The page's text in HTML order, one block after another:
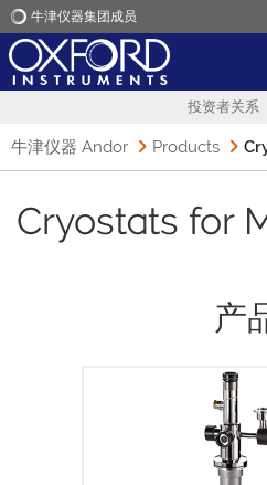
牛津仪器集团成员
市场
联络
投资者关系
牛津仪器 Andor Products
Cryostats for
产